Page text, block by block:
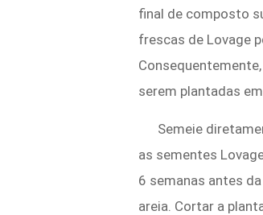
final de composto
frescas de Lovage
serem plantadas
Semeie
as sementes
6 semanas antes
areia. Cortar a